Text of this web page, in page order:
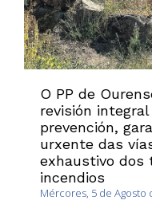
O PP de
revisión
prevención,
urxente das
exhaustivo dos
incendios
Mércores, 5 de Agosto